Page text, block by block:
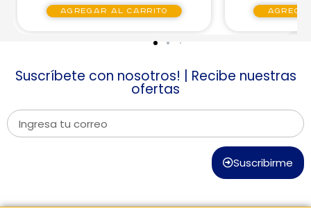
Agregar al carrito
Suscríbete con nosotros! | Recibe nuestras
ofertas
Suscribirme